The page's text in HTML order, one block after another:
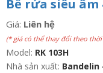
Bể rửa siêu
Giá: Liên hệ
(* giá có thể thay đổi theo
Model: RK 103H
Nhà sản xuất: Bandelin